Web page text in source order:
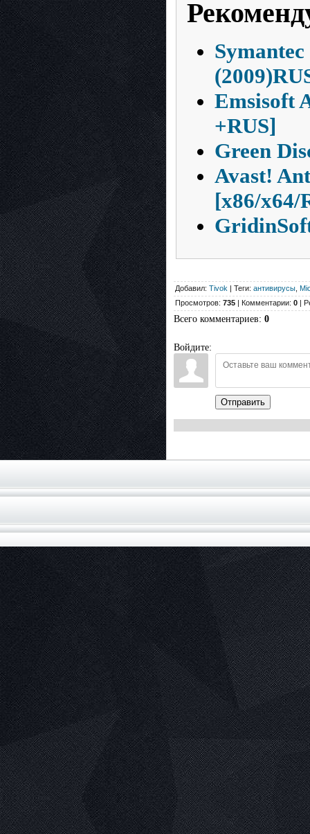
Emsisoft
+RUS]
Green
Avast!
[x86/x64/
Добавил: Tivok | Теги: антивирусы
Просмотров: 735 | Комментарии: 0 |
Всего комментариев: 0
Войдите:
Отправить